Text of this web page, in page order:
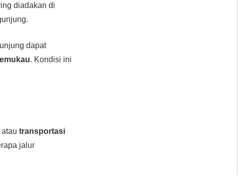
diadakan di
dapat
. Kondisi ini
atautransportasi
jalur